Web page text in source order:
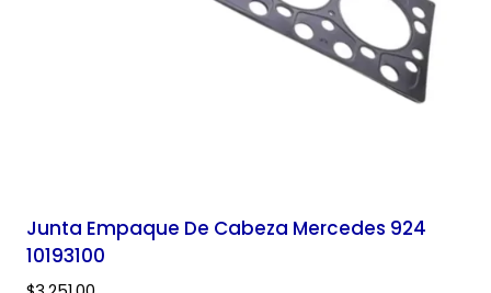
Junta Empaque De Cabeza Mercedes 924
10193100